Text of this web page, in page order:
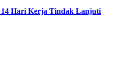
Hari Kerja Tindak Lanjuti